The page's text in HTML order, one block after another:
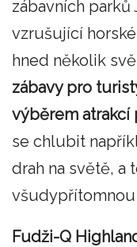
zábavních parků
vzrušující
hned několik
zábavy pro
výběrem atrakcí
se chlubit
drah na světě, a
všudypřítomnou
Fudži-Q